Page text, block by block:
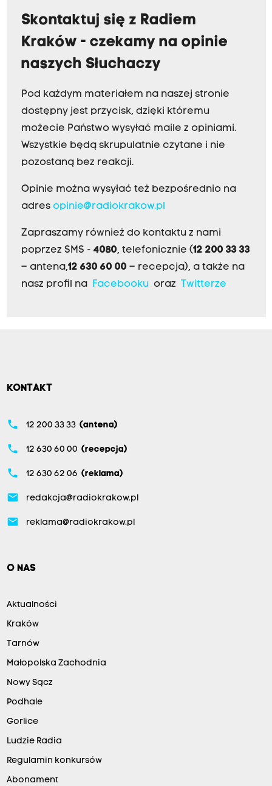
Skontaktuj się z Radiem
Kraków - czekamy na opinie
naszych Słuchaczy
Pod każdym materiałem na naszej stronie
dostępny jest przycisk, dzięki któremu
możecie Państwo wysyłać maile z opiniami.
Wszystkie będą skrupulatnie czytane i nie
pozostaną bez reakcji.
Opinie można wysyłać też bezpośrednio na
adres opinie@radiokrakow.pl
Zapraszamy również do kontaktu z nami
poprzez SMS - 4080, telefonicznie (12 200 33 33
– antena,12 630 60 00 – recepcja), a także na
nasz profil na
Facebookuoraz Twitterze
KONTAKT
phone 12 200 33 33 (antena)
phone 12 630 60 00 (recepcja)
phone 12 630 62 06 (reklama)
email redakcja@radiokrakow.pl
email reklama@radiokrakow.pl
O NAS
Aktualności
Kraków
Tarnów
Małopolska Zachodnia
Nowy Sącz
Podhale
Gorlice
Ludzie Radia
Regulamin konkursów
Abonament